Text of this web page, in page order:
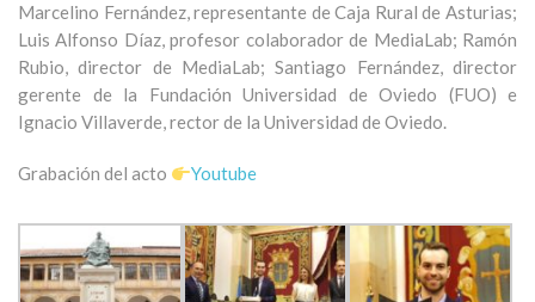
Marcelino Fernández, representante de Caja Rural de Asturias;
Luis Alfonso Díaz, profesor colaborador de MediaLab; Ramón
Rubio, director de MediaLab; Santiago Fernández, director
gerente de la Fundación Universidad de Oviedo (FUO) e
Ignacio Villaverde, rector de la Universidad de Oviedo.
Grabación del acto Youtube